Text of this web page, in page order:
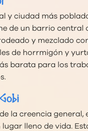
y ciudad más
de un barrio central
y mezclado
de horrmigón y
barata para los
la creencia general,
lugar lleno de vida.